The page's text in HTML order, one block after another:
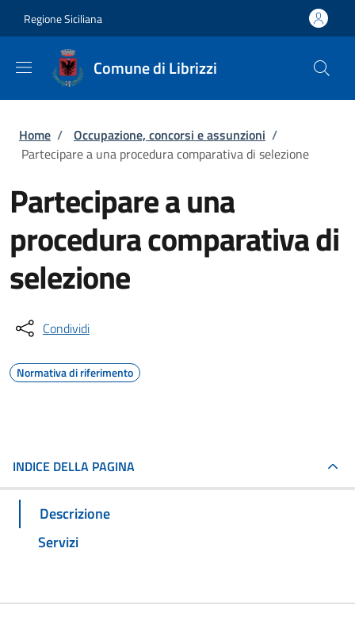
Regione Siciliana
Comune di Librizzi
Briciole di pane
Home / Occupazione, concorsi e assunzioni /
Partecipare a una procedura comparativa di selezione
Partecipare a una
procedura comparativa di
selezione
Condividi
Normativa di riferimento
INDICE DELLA PAGINA
Descrizione
Servizi